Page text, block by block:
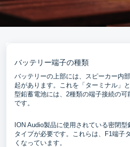
バッテリー端子の種類
バッテリーの上部には、スピーカー内
起があります。これを「ターミナル」
型鉛蓄電池には、2種類の端子接続の可
です。
ION Audio製品に使用されている密閉
タイプが必要です。これらは、F1端子
くなっています。